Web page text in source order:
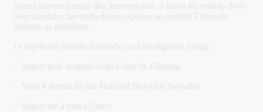
Nessa primeira etapa das intervenções, o fluxo no sentido Sede
será mantido, havendo desvio apenas no sentido Eldorado
durante os trabalhos.
O trajeto no sentido Eldorado será da seguinte forma:
– Seguir pela avenida João César de Oliveira
– Virar à direita na rua Haeckel Ben-Hur Salvador
– Seguir até a praça Cinco